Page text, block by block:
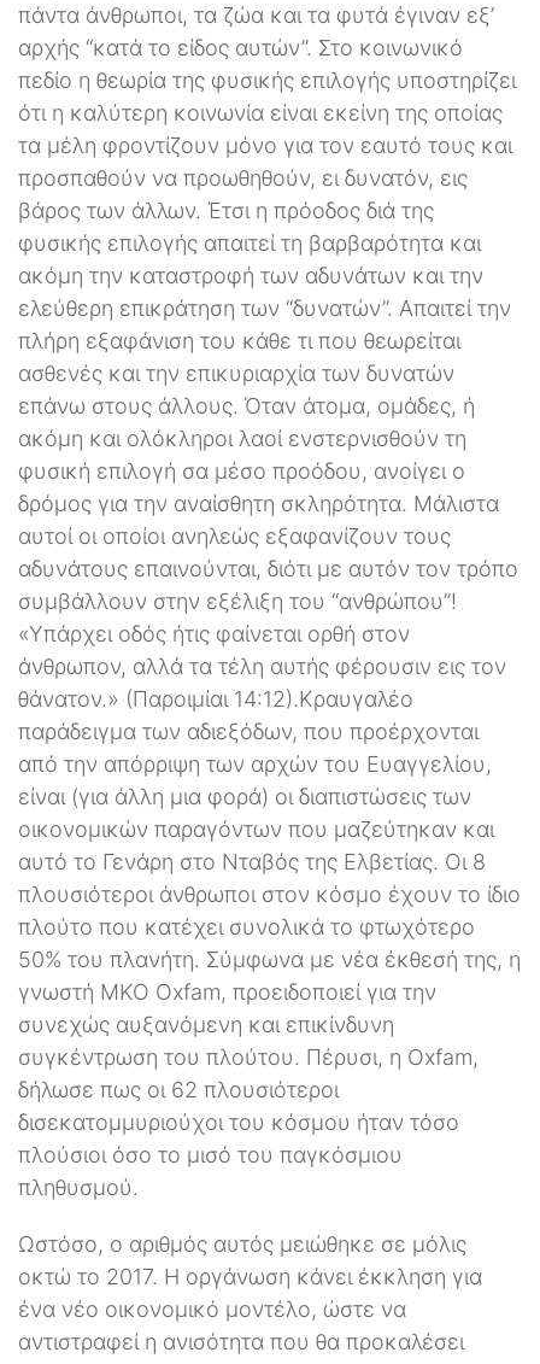
πάντα άνθρωποι, τα ζώα και τα φυτά έγιναν εξ’
αρχής “κατά το είδος αυτών”. Στο κοινωνικό
πεδίο η θεωρία της φυσικής επιλογής υποστηρίζει
ότι η καλύτερη κοινωνία είναι εκείνη της οποίας
τα μέλη φροντίζουν μόνο για τον εαυτό τους και
προσπαθούν να προωθηθούν, ει δυνατόν, εις
βάρος των άλλων. Έτσι η πρόοδος διά της
φυσικής επιλογής απαιτεί τη βαρβαρότητα και
ακόμη την καταστροφή των αδυνάτων και την
ελεύθερη επικράτηση των “δυνατών”. Απαιτεί την
πλήρη εξαφάνιση του κάθε τι που θεωρείται
ασθενές και την επικυριαρχία των δυνατών
επάνω στους άλλους. Όταν άτομα, ομάδες, ή
ακόμη και ολόκληροι λαοί ενστερνισθούν τη
φυσική επιλογή σα μέσο προόδου, ανοίγει ο
δρόμος για την αναίσθητη σκληρότητα. Μάλιστα
αυτοί οι οποίοι ανηλεώς εξαφανίζουν τους
αδυνάτους επαινούνται, διότι με αυτόν τον τρόπο
συμβάλλουν στην εξέλιξη του “ανθρώπου”!
«Υπάρχει οδός ήτις φαίνεται ορθή στον
άνθρωπον, αλλά τα τέλη αυτής φέρουσιν εις τον
θάνατον.» (Παροιμίαι 14:12).Κραυγαλέο
παράδειγμα των αδιεξόδων, που προέρχονται
από την απόρριψη των αρχών του Ευαγγελίου,
είναι (για άλλη μια φορά) οι διαπιστώσεις των
οικονομικών παραγόντων που μαζεύτηκαν και
αυτό το Γενάρη στο Νταβός της Ελβετίας. Οι 8
πλουσιότεροι άνθρωποι στον κόσμο έχουν το ίδιο
πλούτο που κατέχει συνολικά το φτωχότερο
50% του πλανήτη. Σύμφωνα με νέα έκθεσή της, η
γνωστή ΜΚΟ Oxfam, προειδοποιεί για την
συνεχώς αυξανόμενη και επικίνδυνη
συγκέντρωση του πλούτου. Πέρυσι, η Oxfam,
δήλωσε πως οι 62 πλουσιότεροι
δισεκατομμυριούχοι του κόσμου ήταν τόσο
πλούσιοι όσο το μισό του παγκόσμιου
πληθυσμού.
Ωστόσο, ο αριθμός αυτός μειώθηκε σε μόλις
οκτώ το 2017. Η οργάνωση κάνει έκκληση για
ένα νέο οικονομικό μοντέλο, ώστε να
αντιστραφεί η ανισότητα που θα προκαλέσει